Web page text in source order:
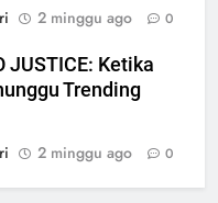
2 minggu ago 0
JUSTICE: Ketika
Trending
2 minggu ago 0
Halal
Sulsel dan LPH
Fatwa Tetapkan
Pelaku Usaha